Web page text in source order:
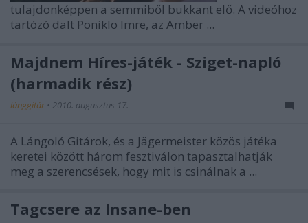
tulajdonképpen a semmiből bukkant elő. A videóhoz
tartózó dalt Poniklo Imre, az Amber ...
Majdnem Híres-játék - Sziget-napló
(harmadik rész)
lánggitár • 2010. augusztus 17.
A Lángoló Gitárok, és a Jägermeister közös játéka
keretei között három fesztiválon tapasztalhatják
meg a szerencsések, hogy mit is csinálnak a ...
Tagcsere az Insane-ben